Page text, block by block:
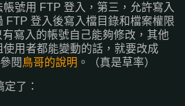
號用 FTP 登入，第三，允許寫入
FTP 登入後寫入檔目錄和檔案權限
寫入的帳號自己能夠修改，其他
用者都能變動的話，就要改成
閱 鳥哥的說明 。（真是草率）
了：